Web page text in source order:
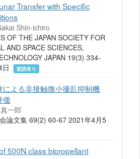
Transfer with Specific
Shin-ichiro
OF THE JAPAN SOCIETY FOR
AND SPACE SCIENCES,
JAPAN 19(3) 334-
査読有り
よる非接触微小擾乱抑制機
価
一郎
論文集 69(2) 60-67 2021年4月5
500N class bipropellant